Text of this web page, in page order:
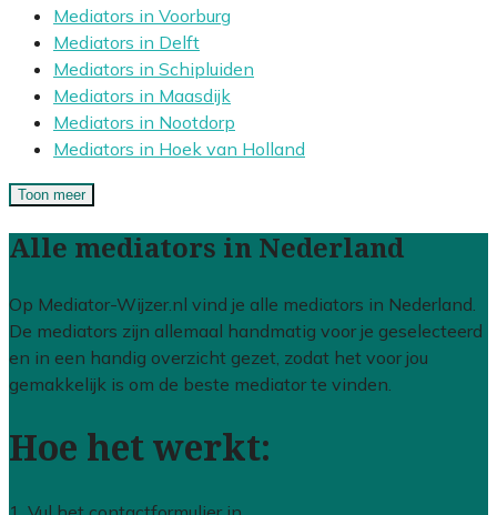
Mediators in Voorburg
Mediators in Delft
Mediators in Schipluiden
Mediators in Maasdijk
Mediators in Nootdorp
Mediators in Hoek van Holland
Toon meer
Alle mediators in Nederland
Op Mediator-Wijzer.nl vind je alle mediators in Nederland.
De mediators zijn allemaal handmatig voor je geselecteerd
en in een handig overzicht gezet, zodat het voor jou
gemakkelijk is om de beste mediator te vinden.
Hoe het werkt: